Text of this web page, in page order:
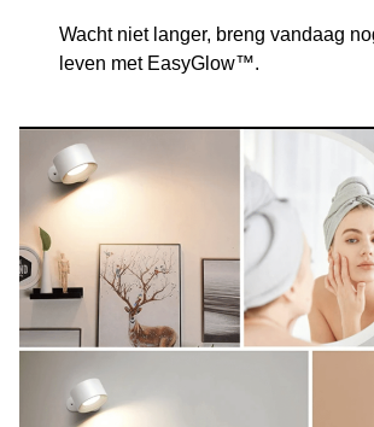
Wacht niet langer, breng vandaag
leven met EasyGlow™.